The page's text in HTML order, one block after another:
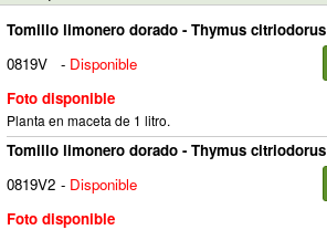
Tomillo limonero dorado - Thymus
0819V
- Disponible
Foto disponible
Planta en maceta de 1 litro.
Tomillo limonero dorado - Thymus
0819V2 - Disponible
Foto disponible